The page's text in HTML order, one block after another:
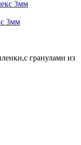
3мм
гранулами из